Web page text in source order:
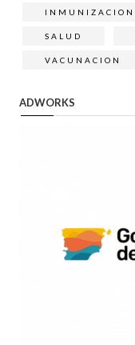
INMUNIZACION
SALUD
VACUNACION
ADWORKS